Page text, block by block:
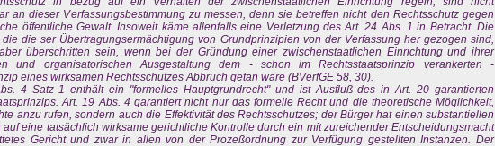
an dieser Verfassungsbestimmung zu messen, denn sie betreffen nicht den Rechtsschutz gegen
öffentliche Gewalt. Insoweit käme allenfalls eine Verletzung des Art. 24 Abs. 1 in Betracht. Die
die die ser Übertragungsermächtigung von Grundprinzipien von der Verfassung her gezogen sind,
überschritten sein, wenn bei der Gründung einer zwischenstaatlichen Einrichtung und ihrer
und organisatorischen Ausgestaltung dem - schon im Rechtsstaatsprinzip verankerten -
eines wirksamen Rechtsschutzes Abbruch getan wäre (BVerfGE 58, 30).
4 Satz 1 enthält ein "formelles Hauptgrundrecht" und ist Ausfluß des in Art. 20 garantierten
Art. 19 Abs. 4 garantiert nicht nur das formelle Recht und die theoretische Möglichkeit,
anzu rufen, sondern auch die Effektivität des Rechtsschutzes; der Bürger hat einen substantiellen
auf eine tatsächlich wirksame gerichtliche Kontrolle durch ein mit zureichender Entscheidungsmacht
Gericht und zwar in allen von der Prozeßordnung zur Verfügung gestellten Instanzen. Der